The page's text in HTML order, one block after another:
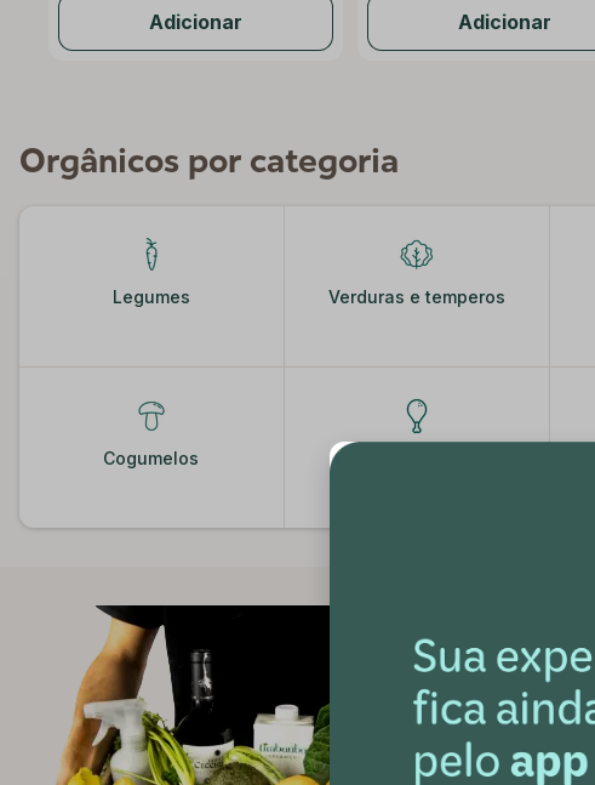
Adicionar Adicionar
Orgânicos por categoria
Legumes Verduras e temperos
Cogumelos